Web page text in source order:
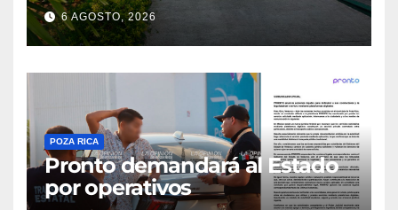
6 AGOSTO, 2026
POZA RICA
Pronto demandará al Estado
por operativos